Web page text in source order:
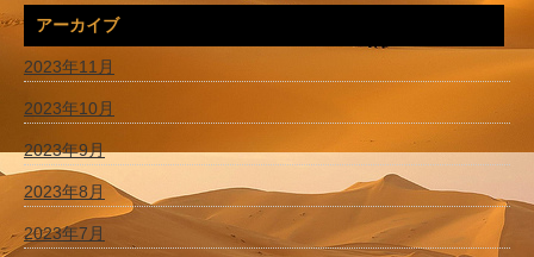
アーカイブ
2023年11月
2023年10月
2023年9月
2023年8月
2023年7月